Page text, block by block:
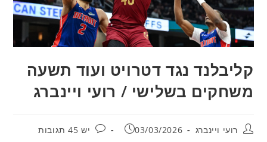
קליבלנד נגד דטרויט ועוד תשעה
משחקים בשלישי / רועי ויינברג
מחבר:רועי ויינברג פורסם:
03/03/2026 תגובות:
יש 45 תגובות